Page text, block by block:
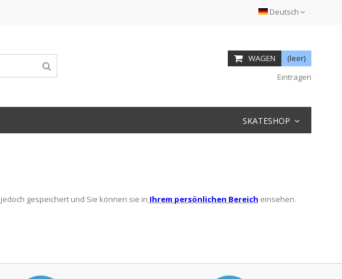
Deutsch
WAGEN
(leer)
Eintragen
SKATESHOP
gespeichert und Sie können sie in Ihrem persönlichen Bereich einsehen.